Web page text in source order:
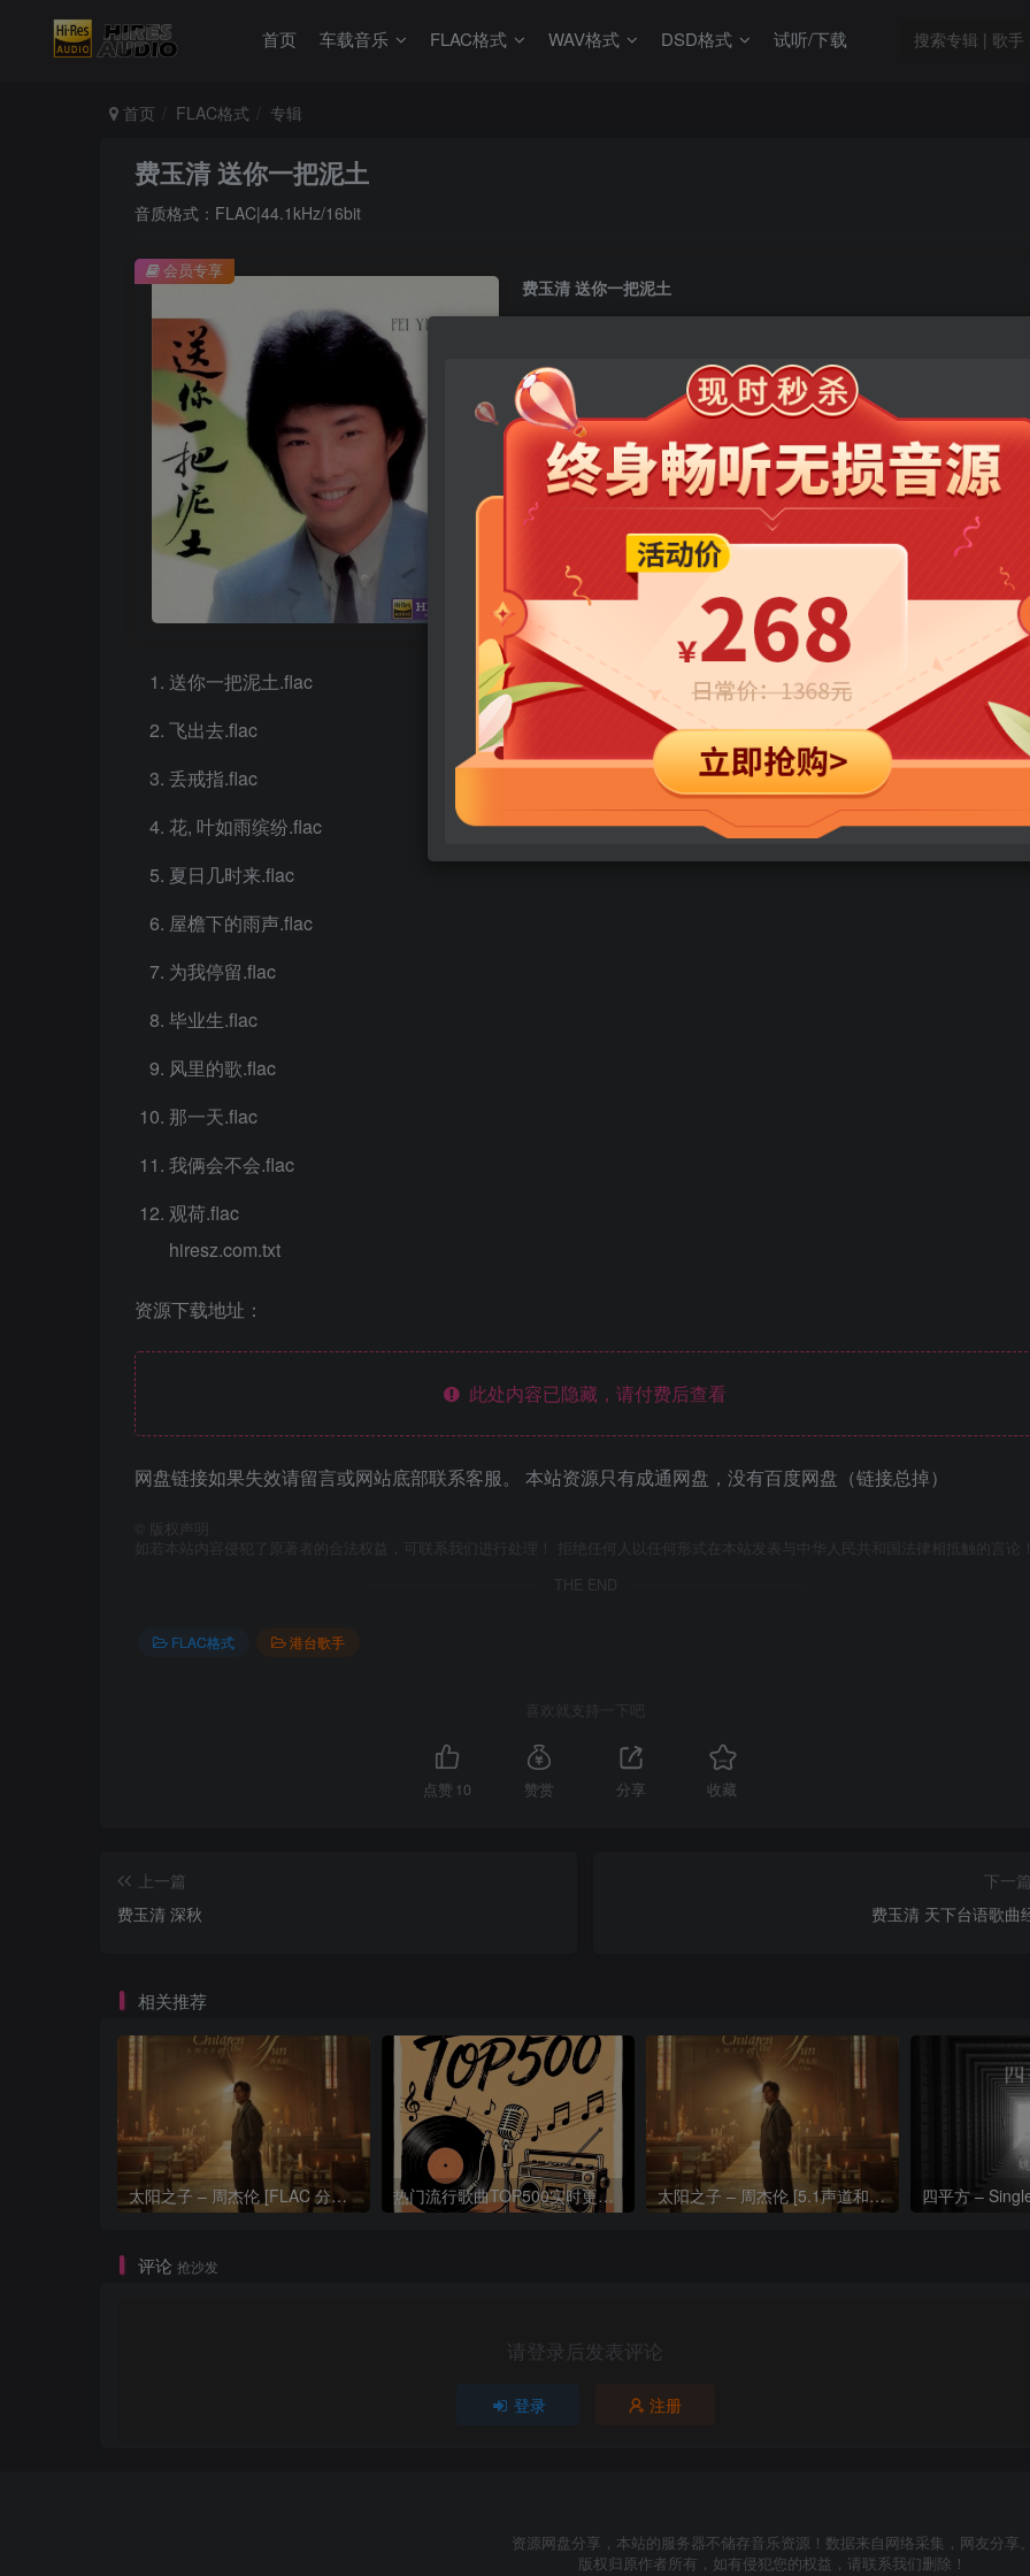
首页 车载音乐 FLAC格式 WAV格式 DSD格式 试听/下载
首页 FLAC格式 专辑
费玉清 送你一把泥土
音质格式：FLAC|44.1kHz/16bit
费玉清 送你一把泥土
￥9.9 限时特惠
￥99
年卡会员免费 永久会员 免费
立即购买
您当前未登录！建议登陆后购买，可保存购买订单
会员专享
送你一把泥土.flac
飞出去.flac
丢戒指.flac
花, 叶如雨缤纷.flac
夏日几时来.flac
屋檐下的雨声.flac
为我停留.flac
毕业生.flac
风里的歌.flac
那一天.flac
我俩会不会.flac
观荷.flac
hiresz.com.txt
资源下载地址：
此处内容已隐藏，请付费后查看
网盘链接如果失效请留言或网站底部联系客服。 本站资源只有成通网盘，没有百度网盘（链接总掉）
版权声明
如若本站内容侵犯了原著者的合法权益，可联系我们进行处理！ 拒绝任何人以任何形式在本站发表与中华人民共和国法律相抵触的言论！
THE END
FLAC格式 港台歌手
喜欢就支持一下吧
点赞 10 赞赏 分享 收藏
上一篇
费玉清 深秋
下一篇
费玉清 天下台语歌曲
相关推荐
太阳之子 – 周杰伦 [FLAC 分轨 192Khz 24bit] 热门流行歌曲TOP500实时更新192khz/24bit【母带音质】 太阳之子 – 周杰伦 [5.1声道和192k母带] 四平方 –
评论 抢沙发
请登录后发表评论
登录 注册
资源网盘分享，本站的服务器不储存音乐资源！数据来自网络采集，网友分享。
版权归原作者所有，如有侵犯您的权益，请联系我们删除！